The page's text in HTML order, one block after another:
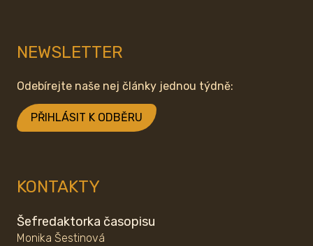
NEWSLETTER
Odebírejte naše nej články jednou týdně:
PŘIHLÁSIT K ODBĚRU
KONTAKTY
Šefredaktorka časopisu
Monika Šestinová